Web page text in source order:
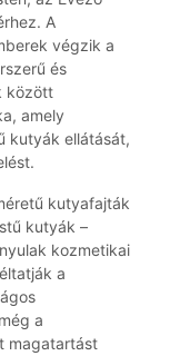
A
végzik a
és
között
amely
kutyák ellátását,
kutyafajták
kutyák –
kozmetikai
a
a
magatartást